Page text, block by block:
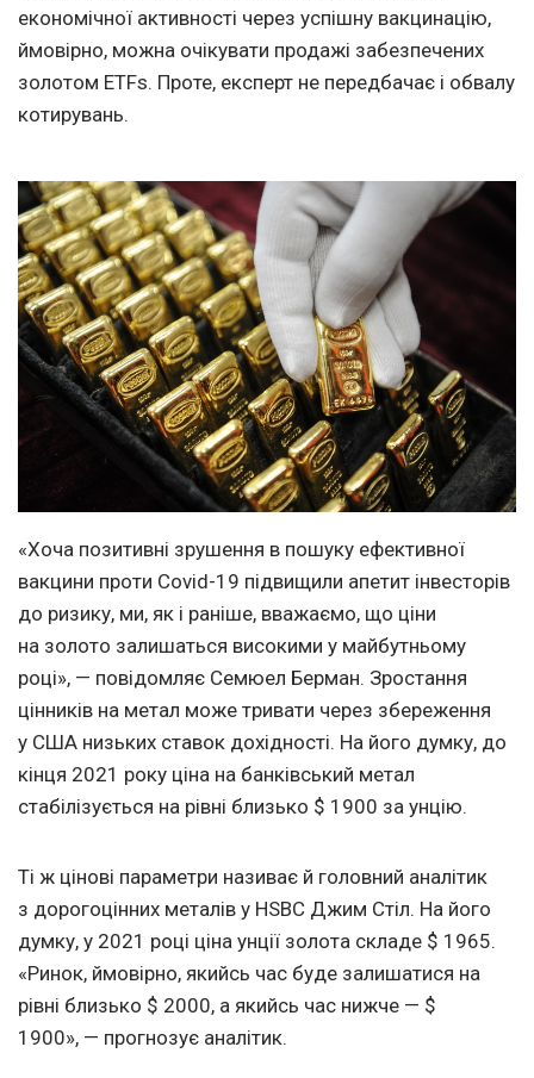
економічної активності через успішну вакцинацію,
ймовірно, можна очікувати продажі забезпечених
золотом ETFs. Проте, експерт не передбачає і обвалу
котирувань.
«Хоча позитивні зрушення в пошуку ефективної
вакцини проти Covid-19 підвищили апетит інвесторів
до ризику, ми, як і раніше, вважаємо, що ціни
на золото залишаться високими у майбутньому
році», — повідомляє Семюел Берман. Зростання
цінників на метал може тривати через збереження
у США низьких ставок дохідності. На його думку, до
кінця 2021 року ціна на банківський метал
стабілізується на рівні близько $ 1900 за унцію.
Ті ж цінові параметри називає й головний аналітик
з дорогоцінних металів у HSBC Джим Стіл. На його
думку, у 2021 році ціна унції золота складе $ 1965.
«Ринок, ймовірно, якийсь час буде залишатися на
рівні близько $ 2000, а якийсь час нижче — $
1900», — прогнозує аналітик.